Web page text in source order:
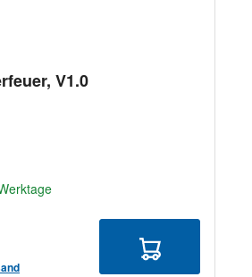
Bewertung von 4.78 von 5 Sternen
V1.0